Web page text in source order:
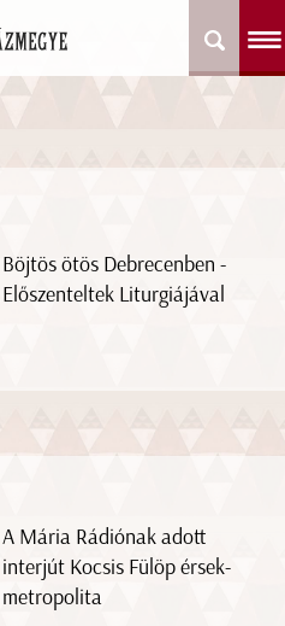
Böjtös ötös Debrecenben -
Előszenteltek Liturgiájával
A Mária Rádiónak adott
interjút Kocsis Fülöp érsek-
metropolita